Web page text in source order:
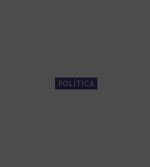
POLÍTICA